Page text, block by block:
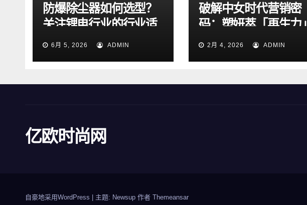
防爆除尘器如何选型？
关注锂电行业的行业适
配性
6月 5, 2026 ADMIN
破解中女时代营销密
码：塑妍萃「再生力」
战略的三重进阶
2月 4, 2026 ADMIN
亿欧时尚网
自豪地采用WordPress 主题: Newsup 作者 Themeansar